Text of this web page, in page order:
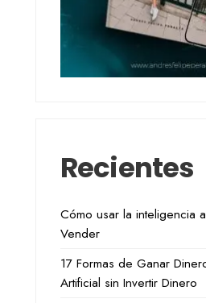
Recientes
Cómo usar la inteligencia
Vender
17 Formas de Ganar
Artificial sin Invertir Dinero